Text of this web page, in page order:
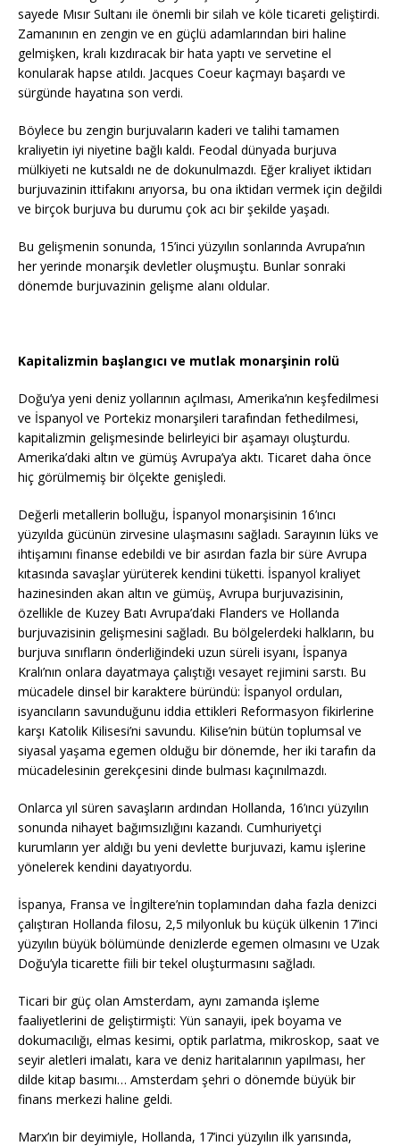
sayede Mısır Sultanı ile önemli bir silah ve köle ticareti geliştirdi.
Zamanının en zengin ve en güçlü adamlarından biri haline
gelmişken, kralı kızdıracak bir hata yaptı ve servetine el
konularak hapse atıldı. Jacques Coeur kaçmayı başardı ve
sürgünde hayatına son verdi.
Böylece bu zengin burjuvaların kaderi ve talihi tamamen
kraliyetin iyi niyetine bağlı kaldı. Feodal dünyada burjuva
mülkiyeti ne kutsaldı ne de dokunulmazdı. Eğer kraliyet iktidarı
burjuvazinin ittifakını arıyorsa, bu ona iktidarı vermek için değildi
ve birçok burjuva bu durumu çok acı bir şekilde yaşadı.
Bu gelişmenin sonunda, 15’inci yüzyılın sonlarında Avrupa’nın
her yerinde monarşik devletler oluşmuştu. Bunlar sonraki
dönemde burjuvazinin gelişme alanı oldular.
Kapitalizmin başlangıcı ve mutlak monarşinin rolü
Doğu’ya yeni deniz yollarının açılması, Amerika’nın keşfedilmesi
ve İspanyol ve Portekiz monarşileri tarafından fethedilmesi,
kapitalizmin gelişmesinde belirleyici bir aşamayı oluşturdu.
Amerika’daki altın ve gümüş Avrupa’ya aktı. Ticaret daha önce
hiç görülmemiş bir ölçekte genişledi.
Değerli metallerin bolluğu, İspanyol monarşisinin 16’ıncı
yüzyılda gücünün zirvesine ulaşmasını sağladı. Sarayının lüks ve
ihtişamını finanse edebildi ve bir asırdan fazla bir süre Avrupa
kıtasında savaşlar yürüterek kendini tüketti. İspanyol kraliyet
hazinesinden akan altın ve gümüş, Avrupa burjuvazisinin,
özellikle de Kuzey Batı Avrupa’daki Flanders ve Hollanda
burjuvazisinin gelişmesini sağladı. Bu bölgelerdeki halkların, bu
burjuva sınıfların önderliğindeki uzun süreli isyanı, İspanya
Kralı’nın onlara dayatmaya çalıştığı vesayet rejimini sarstı. Bu
mücadele dinsel bir karaktere büründü: İspanyol orduları,
isyancıların savunduğunu iddia ettikleri Reformasyon fikirlerine
karşı Katolik Kilisesi’ni savundu. Kilise’nin bütün toplumsal ve
siyasal yaşama egemen olduğu bir dönemde, her iki tarafın da
mücadelesinin gerekçesini dinde bulması kaçınılmazdı.
Onlarca yıl süren savaşların ardından Hollanda, 16’ıncı yüzyılın
sonunda nihayet bağımsızlığını kazandı. Cumhuriyetçi
kurumların yer aldığı bu yeni devlette burjuvazi, kamu işlerine
yönelerek kendini dayatıyordu.
İspanya, Fransa ve İngiltere’nin toplamından daha fazla denizci
çalıştıran Hollanda filosu, 2,5 milyonluk bu küçük ülkenin 17’inci
yüzyılın büyük bölümünde denizlerde egemen olmasını ve Uzak
Doğu’yla ticarette fiili bir tekel oluşturmasını sağladı.
Ticari bir güç olan Amsterdam, aynı zamanda işleme
faaliyetlerini de geliştirmişti: Yün sanayii, ipek boyama ve
dokumacılığı, elmas kesimi, optik parlatma, mikroskop, saat ve
seyir aletleri imalatı, kara ve deniz haritalarının yapılması, her
dilde kitap basımı… Amsterdam şehri o dönemde büyük bir
finans merkezi haline geldi.
Marx’ın bir deyimiyle, Hollanda, 17’inci yüzyılın ilk yarısında,